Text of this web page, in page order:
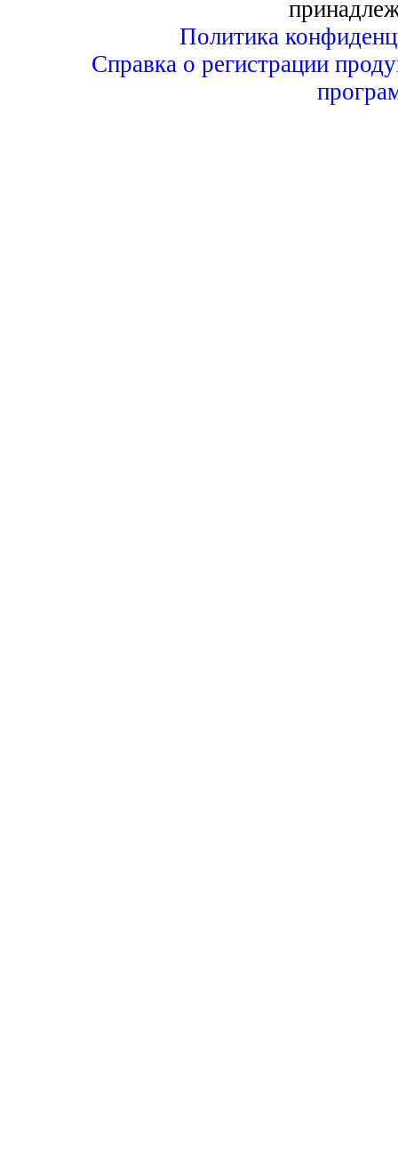
Политика
Справка о регистрации